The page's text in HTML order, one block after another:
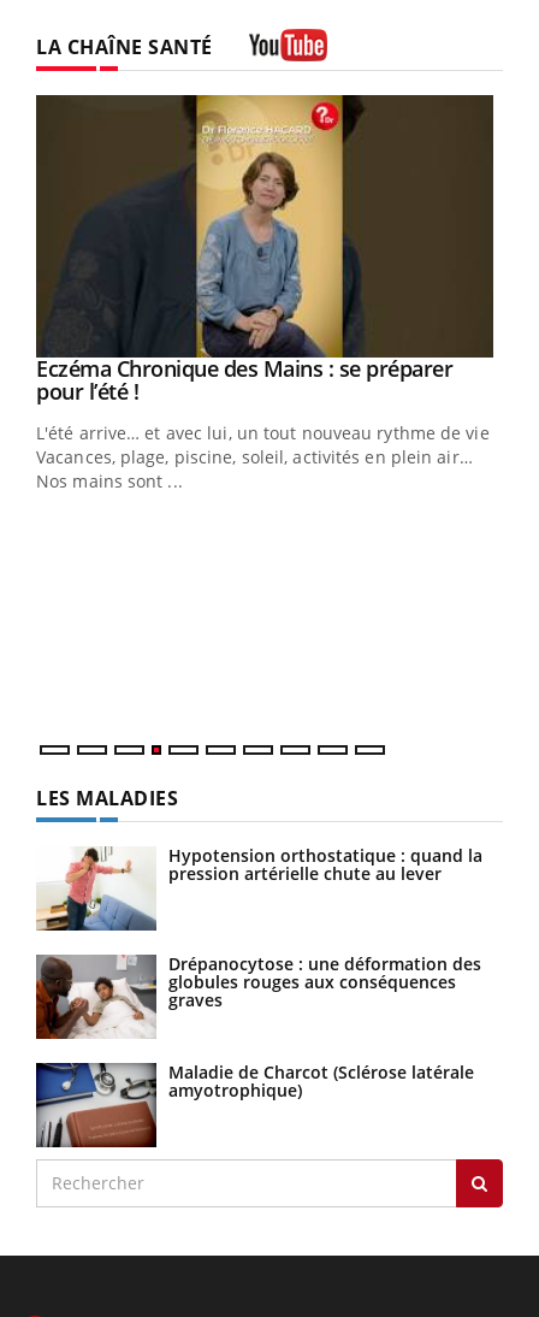
LA CHAÎNE SANTÉ
Youtube
Eczéma Chronique des Mains : se préparer
pour l’été !Youtube
L'été arrive… et avec lui, un tout nouveau rythme de vie !
Vacances, plage, piscine, soleil, activités en plein air…
Nos mains sont ...
LES MALADIES
Hypotension orthostatique : quand la
pression artérielle chute au lever
Drépanocytose : une déformation des
globules rouges aux conséquences
graves
Maladie de Charcot (Sclérose latérale
amyotrophique)